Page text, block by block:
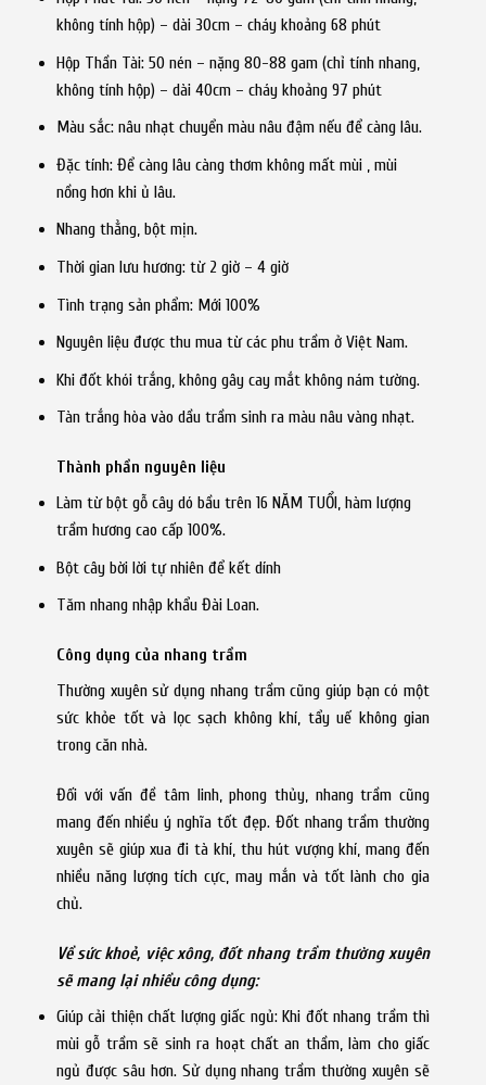
không tính hộp) – dài 30cm – cháy khoảng 68 phút
Hộp Thần Tài: 50 nén – nặng 80-88 gam (chỉ tính nhang,
không tính hộp) – dài 40cm – cháy khoảng 97 phút
Màu sắc: nâu nhạt chuyển màu nâu đậm nếu để càng lâu.
Đặc tính: Để càng lâu càng thơm không mất mùi , mùi
nồng hơn khi ủ lâu.
Nhang thẳng, bột mịn.
Thời gian lưu hương: từ 2 giờ – 4 giờ
Tình trạng sản phẩm: Mới 100%
Nguyên liệu được thu mua từ các phu trầm ở Việt Nam.
Khi đốt khói trắng, không gây cay mắt không nám tường.
Tàn trắng hòa vào dầu trầm sinh ra màu nâu vàng nhạt.
Thành phần nguyên liệu
Làm từ bột gỗ cây dó bầu trên 16 NĂM TUỔI, hàm lượng
trầm hương cao cấp 100%.
Bột cây bời lời tự nhiên để kết dính
Tăm nhang nhập khẩu Đài Loan.
Công dụng của nhang trầm
Thường xuyên sử dụng nhang trầm cũng giúp bạn có một
sức khỏe tốt và lọc sạch không khí, tẩy uế không gian
trong căn nhà.
Đối với vấn đề tâm linh, phong thủy, nhang trầm cũng
mang đến nhiều ý nghĩa tốt đẹp. Đốt nhang trầm thường
xuyên sẽ giúp xua đi tà khí, thu hút vượng khí, mang đến
nhiều năng lượng tích cực, may mắn và tốt lành cho gia
chủ.
Về sức khoẻ, việc xông, đốt nhang trầm thường xuyên
sẽ mang lại nhiều công dụng:
Giúp cải thiện chất lượng giấc ngủ: Khi đốt nhang trầm thì
mùi gỗ trầm sẽ sinh ra hoạt chất an thầm, làm cho giấc
ngủ được sâu hơn. Sử dụng nhang trầm thường xuyên sẽ